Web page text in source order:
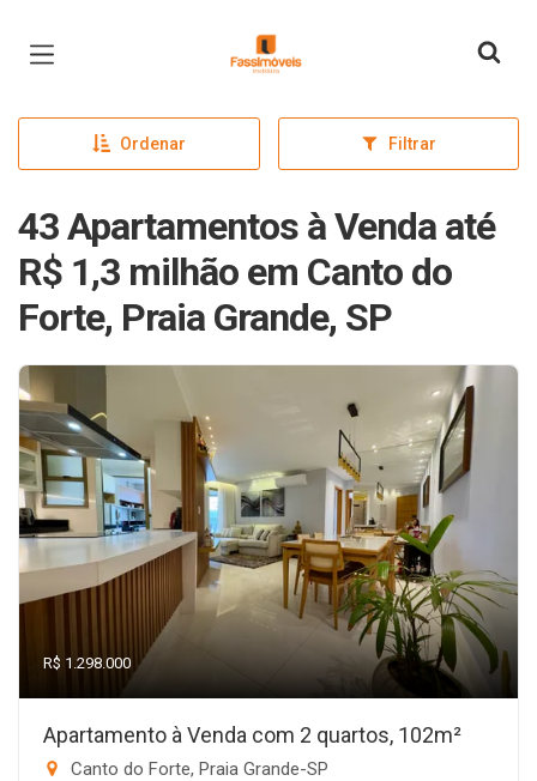
Página inicial
Ordenar Filtrar
43 Apartamentos à Venda até
R$ 1,3 milhão em Canto do
Forte, Praia Grande, SP
R$ 1.298.000
Apartamento à Venda com 2 quartos, 102m²
Canto do Forte, Praia Grande-SP